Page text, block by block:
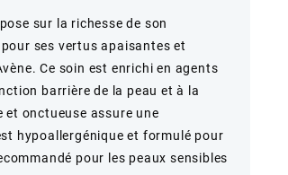
sur la richesse de son
pour ses vertus apaisantes et
Ce soin est enrichi en agents
barrière de la peau et à la
et onctueuse assure une
hypoallergénique et formulé pour
pour les peaux sensibles